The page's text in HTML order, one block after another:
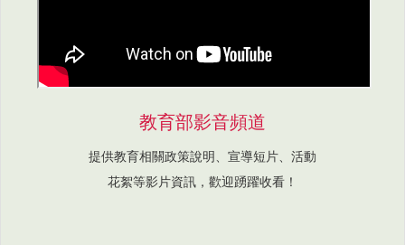
教育部影音頻道
提供教育相關政策說明、宣導短片、活動
花絮等影片資訊，歡迎踴躍收看！